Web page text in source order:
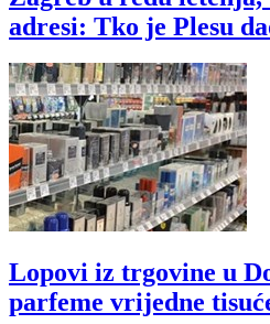
adresi: Tko je Plesu
Lopovi iz trgovine u
parfeme vrijedne